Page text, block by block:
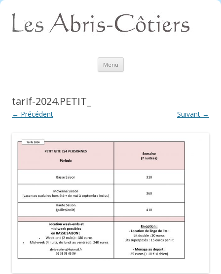
Menu Aller
contenu
tarif-2024.PETIT_
← Précédent Suivant →